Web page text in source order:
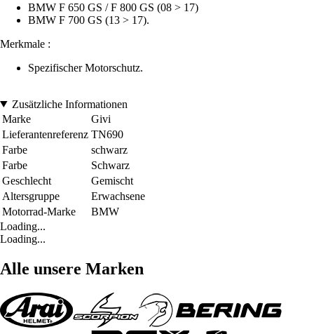
BMW F 650 GS / F 800 GS (08 > 17)
BMW F 700 GS (13 > 17).
Merkmale :
Spezifischer Motorschutz.
Zusätzliche Informationen
Marke
Givi
Lieferantenreferenz TN690
Farbe
schwarz
Farbe
Schwarz
Geschlecht
Gemischt
Altersgruppe
Erwachsene
Motorrad-Marke
BMW
Loading...
Loading...
Alle unsere Marken